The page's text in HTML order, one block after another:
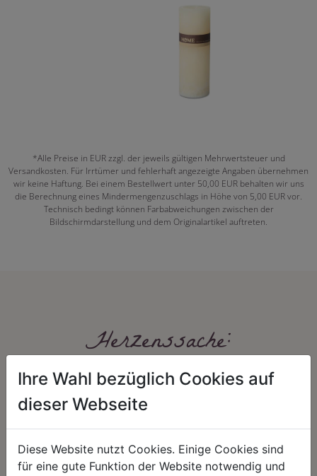
*Alle Preise in EUR zzgl. der jeweils gültigen Mehrwertsteuer und
Versandkosten. Für Irrtümer und fehlerhaft angezeigte Angaben übernehmen
wir keine Haftung. Bei einem Bestellwert unter 50,00 EUR behalten wir uns
die Berechnung eines Mindermengenzuschlags in Höhe von 5,00 EUR vor.
Technisch bedingt können Farbabweichungen zwischen der
Bildschirmdarstellung und dem Originalartikel auftreten.
Herzenssache:
Ihre Wahl bezüglich Cookies auf
dieser Webseite
Diese Website nutzt Cookies. Einige Cookies sind
für eine gute Funktion der Website notwendig und